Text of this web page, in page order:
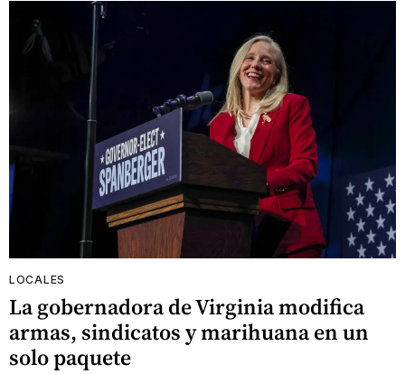
LOCALES
La gobernadora de Virginia modifica
armas, sindicatos y marihuana en un
solo paquete